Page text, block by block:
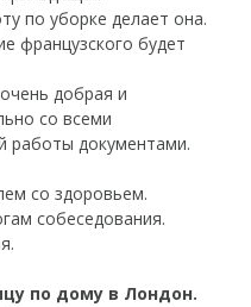
по уборке делает она.
французского будет
добрая и
со всеми
работы документами.
со здоровьем.
собеседования.
по дому в Лондон.